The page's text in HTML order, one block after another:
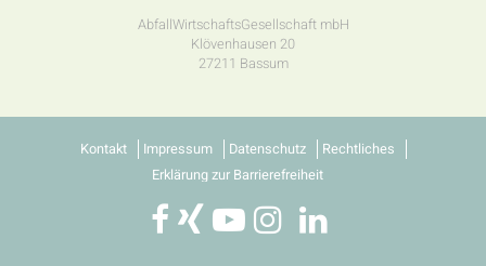
AbfallWirtschaftsGesellschaft mbH
Klövenhausen 20
27211 Bassum
Kontakt Impressum Datenschutz
Rechtliches
Erklärung zur Barrierefreiheit